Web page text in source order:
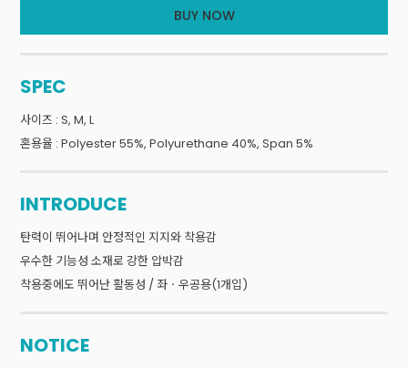
BUY NOW
SPEC
사이즈 : S, M, L
혼용율 : Polyester 55%, Polyurethane 40%, Span 5%
INTRODUCE
탄력이 뛰어나며 안정적인 지지와 착용감
우수한 기능성 소재로 강한 압박감
착용중에도 뛰어난 활동성 / 좌ㆍ우공용(1개입)
NOTICE